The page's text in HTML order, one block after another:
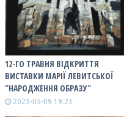
12-ГО ТРАВНЯ ВІДКРИТТЯ
ВИСТАВКИ МАРІЇ ЛЕВИТСЬКОЇ
"НАРОДЖЕННЯ ОБРАЗУ"
2023-05-09 19:23